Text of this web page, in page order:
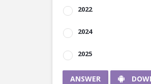
2022
2024
2025
ANSWER